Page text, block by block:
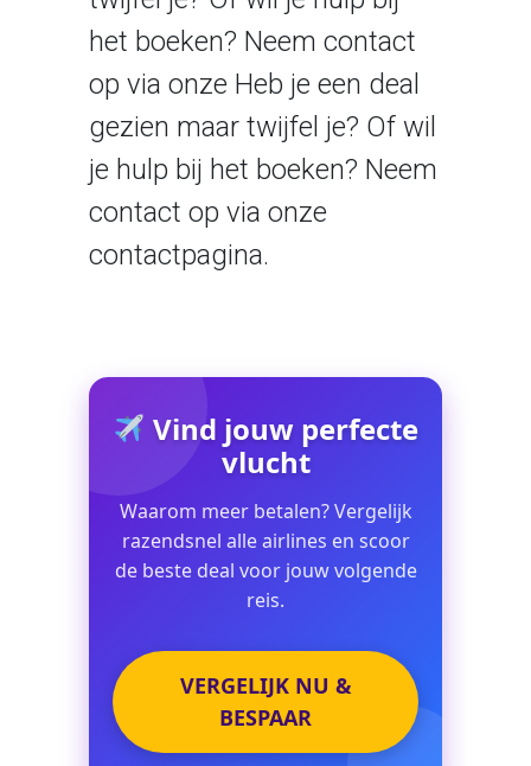
het boeken? Neem contact
op via onze Heb je een deal
gezien maar twijfel je? Of wil
je hulp bij het boeken? Neem
contact op via onze
contactpagina.
Vind jouw perfecte
vlucht
Waarom meer betalen? Vergelijk
razendsnel alle airlines en scoor
de beste deal voor jouw volgende
reis.
VERGELIJK NU &
BESPAAR